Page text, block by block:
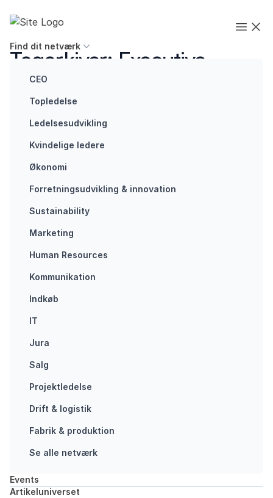
Executives' Global Network
Find dit netværk
CEO
Topledelse
Ledelsesudvikling
Kvindelige ledere
Økonomi
Forretningsudvikling ​& innovation​
Sustainability
Marketing
Human Resources
Kommunikation
Indkøb
IT
Jura
Salg
Projektledelse
Drift & logistik
Fabrik & produktion
Se alle netværk
Events
Artikeluniverset
Tagarkiver: Executive
netværk
Om netværk
Derfor er et
CEO
netværk
uundværligt
toplederen
Som CEO står
du ofte i en
du skal tage
store
sætte strategisk
retning og
komplekse…
NETVÆRK